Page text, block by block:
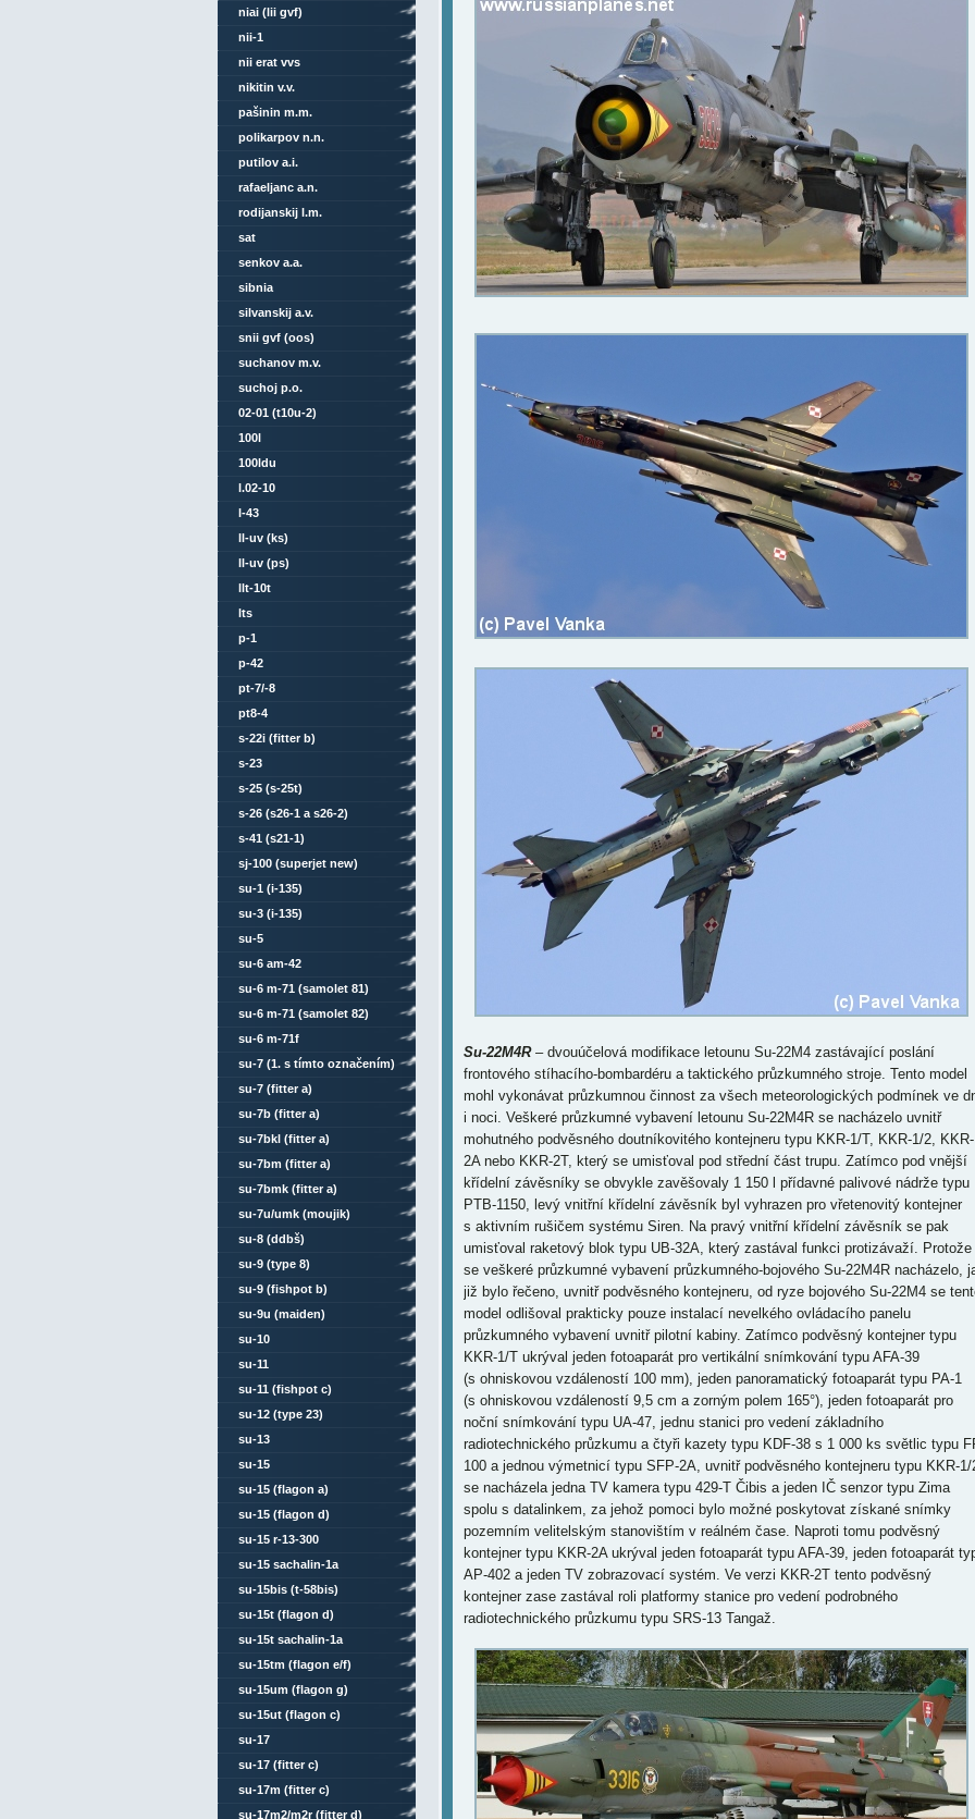
Su-22M4R – dvouúčelová modifikace letounu Su-22M4 zastávající poslání
frontového stíhacího-bombardéru a taktického průzkumného stroje. Tento model
mohl vykonávat průzkumnou činnost za všech meteorologických podmínek ve
i noci. Veškeré průzkumné vybavení letounu Su-22M4R se nacházelo uvnitř
mohutného podvěsného doutníkovitého kontejneru typu KKR-1/T, KKR-1/2, KKR-
2A nebo KKR-2T, který se umisťoval pod střední část trupu. Zatímco pod vnější
křídelní závěsníky se obvykle zavěšovaly 1 150 l přídavné palivové nádrže typu
PTB-1150, levý vnitřní křídelní závěsník byl vyhrazen pro vřetenovitý kontejner
s aktivním rušičem systému Siren. Na pravý vnitřní křídelní závěsník se pak
umisťoval raketový blok typu UB-32A, který zastával funkci protizávaží. Protože
se veškeré průzkumné vybavení průzkumného-bojového Su-22M4R nacházelo,
již bylo řečeno, uvnitř podvěsného kontejneru, od ryze bojového Su-22M4 se
model odlišoval prakticky pouze instalací nevelkého ovládacího panelu
průzkumného vybavení uvnitř pilotní kabiny. Zatímco podvěsný kontejner typu
KKR-1/T ukrýval jeden fotoaparát pro vertikální snímkování typu AFA-39
(s ohniskovou vzdáleností 100 mm), jeden panoramatický fotoaparát typu PA-1
(s ohniskovou vzdáleností 9,5 cm a zorným polem 165°), jeden fotoaparát pro
noční snímkování typu UA-47, jednu stanici pro vedení základního
radiotechnického průzkumu a čtyři kazety typu KDF-38 s 1 000 ks světlic typu
100 a jednou výmetnicí typu SFP-2A, uvnitř podvěsného kontejneru typu KKR-1/
se nacházela jedna TV kamera typu 429-T Čibis a jeden IČ senzor typu Zima
spolu s datalinkem, za jehož pomoci bylo možné poskytovat získané snímky
pozemním velitelským stanovištím v reálném čase. Naproti tomu podvěsný
kontejner typu KKR-2A ukrýval jeden fotoaparát typu AFA-39, jeden fotoaparát
AP-402 a jeden TV zobrazovací systém. Ve verzi KKR-2T tento podvěsný
kontejner zase zastával roli platformy stanice pro vedení podrobného
radiotechnického průzkumu typu SRS-13 Tangaž.
niai (lii gvf)
nii-1
nii erat vvs
nikitin v.v.
pašinin m.m.
polikarpov n.n.
putilov a.i.
rafaeljanc a.n.
rodijanskij l.m.
sat
senkov a.a.
sibnia
silvanskij a.v.
snii gvf (oos)
suchanov m.v.
suchoj p.o.
02-01 (t10u-2)
100l
100ldu
l.02-10
l-43
ll-uv (ks)
ll-uv (ps)
llt-10t
lts
p-1
p-42
pt-7/-8
pt8-4
s-22i (fitter b)
s-23
s-25 (s-25t)
s-26 (s26-1 a s26-2)
s-41 (s21-1)
sj-100 (superjet new)
su-1 (i-135)
su-3 (i-135)
su-5
su-6 am-42
su-6 m-71 (samolet 81)
su-6 m-71 (samolet 82)
su-6 m-71f
su-7 (1. s tímto označením)
su-7 (fitter a)
su-7b (fitter a)
su-7bkl (fitter a)
su-7bm (fitter a)
su-7bmk (fitter a)
su-7u/umk (moujik)
su-8 (ddbš)
su-9 (type 8)
su-9 (fishpot b)
su-9u (maiden)
su-10
su-11
su-11 (fishpot c)
su-12 (type 23)
su-13
su-15
su-15 (flagon a)
su-15 (flagon d)
su-15 r-13-300
su-15 sachalin-1a
su-15bis (t-58bis)
su-15t (flagon d)
su-15t sachalin-1a
su-15tm (flagon e/f)
su-15um (flagon g)
su-15ut (flagon c)
su-17
su-17 (fitter c)
su-17m (fitter c)
su-17m2/m2r (fitter d)